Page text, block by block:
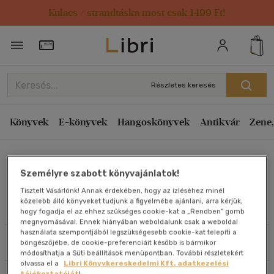
Kulacs / strandtáska most csak 1499 Ft!
Törzsvásárlói Kártya adatai
Részletes keresés
Könyvek E-könyvek Hangoskönyvek Antikvár
Művei
Szűrés Rendezés
Rendezés
Kiadás éve szerint csökkenő
Ár szerint csökkenő
Eladott darabszám szerint csökkenő
Eladott darabszám szerint növekvő
Cím szerint A-Z
Szerző szerint A-Z
Megjelenítés
Személyre szabott könyvajánlatok!
Tisztelt Vásárlónk! Annak érdekében, hogy az ízléséhez minél
közelebb álló könyveket tudjunk a figyelmébe ajánlani, arra kérjük,
hogy fogadja el az ehhez szükséges cookie-kat a „Rendben” gomb
megnyomásával. Ennek hiányában weboldalunk csak a weboldal
használata szempontjából legszükségesebb cookie-kat telepíti a
böngészőjébe, de cookie-preferenciáit később is bármikor
módosíthatja a Süti beállítások menüpontban. További részletekért
olvassa el a
Libri Könyvkereskedelmi Kft. adatkezelési